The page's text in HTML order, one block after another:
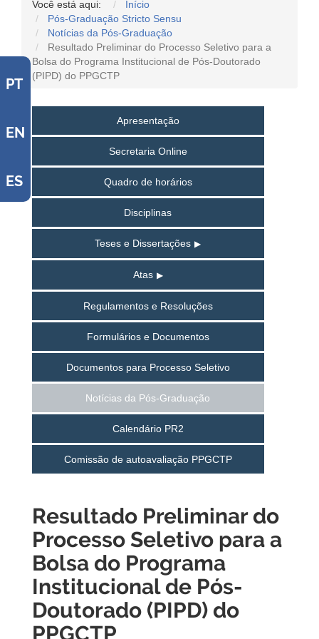
PT
EN
ES
Você está aqui:
Início
Pós-Graduação Stricto Sensu
Notícias da Pós-Graduação
Resultado Preliminar do Processo Seletivo para a
Bolsa do Programa Institucional de Pós-Doutorado
(PIPD) do PPGCTP
Apresentação
Secretaria Online
Quadro de horários
Disciplinas
Teses e Dissertações
Atas
Regulamentos e Resoluções
Formulários e Documentos
Documentos para Processo Seletivo
Notícias da Pós-Graduação
Calendário PR2
Comissão de autoavaliação PPGCTP
Resultado Preliminar do
Processo Seletivo para a
Bolsa do Programa
Institucional de Pós-
Doutorado (PIPD) do
PPGCTP